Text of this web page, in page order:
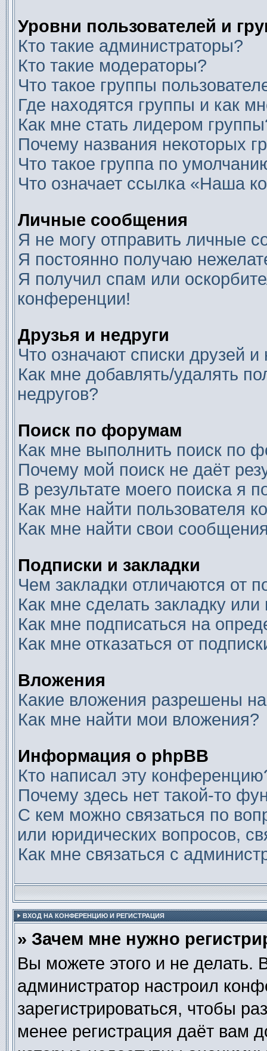
Уровни пользователей и
Кто такие администраторы?
Кто такие модераторы?
Что такое группы
Где находятся группы и как
Как мне стать лидером
Почему названия некоторых
Что такое группа по
Что означает ссылка «Наша
Личные сообщения
Я не могу отправить личные
Я постоянно получаю
Я получил спам или
конференции!
Друзья и недруги
Что означают списки друзей и
Как мне добавлять/удалять
недругов?
Поиск по форумам
Как мне выполнить поиск по
Почему мой поиск не даёт
В результате моего поиска я
Как мне найти пользователя
Как мне найти свои
Подписки и закладки
Чем закладки отличаются от
Как мне сделать закладку
Как мне подписаться на
Как мне отказаться от
Вложения
Какие вложения разрешены
Как мне найти мои вложения?
Информация о phpBB
Кто написал эту
Почему здесь нет такой-то
С кем можно связаться по
или юридических вопросов,
Как мне связаться с
ВХОД НА КОНФЕРЕНЦИЮ И РЕГИСТРАЦИЯ
» Зачем мне нужно
Вы можете этого и не делать.
администратор настроил
зарегистрироваться, чтобы
менее регистрация даёт вам